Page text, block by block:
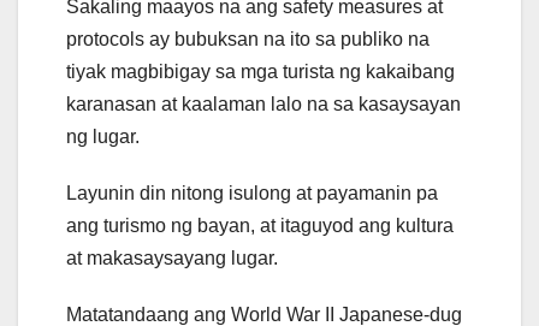
Sakaling maayos na ang safety measures at
protocols ay bubuksan na ito sa publiko na
tiyak magbibigay sa mga turista ng kakaibang
karanasan at kaalaman lalo na sa kasaysayan
ng lugar.
Layunin din nitong isulong at payamanin pa
ang turismo ng bayan, at itaguyod ang kultura
at makasaysayang lugar.
Matatandaang ang World War II Japanese-dug